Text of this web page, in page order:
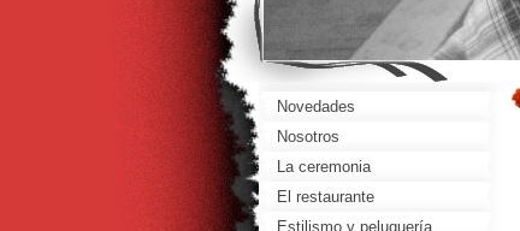
Novedades
Nosotros
La ceremonia
El restaurante
Estilismo y peluquería